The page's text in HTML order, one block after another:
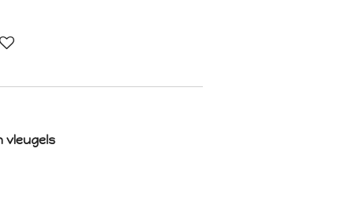
vleugels